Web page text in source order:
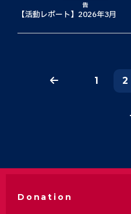
告
【活動レポート】2026年3月
1 2
Donation